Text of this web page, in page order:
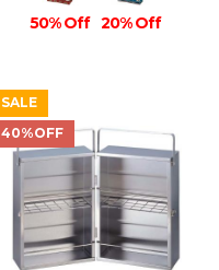
50% Off 20% Off
SALE
40%OFF